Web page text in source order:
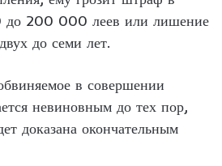
до 200 000 леев или лишение
до семи лет.
в совершении
невиновным до тех пор,
доказана окончательным